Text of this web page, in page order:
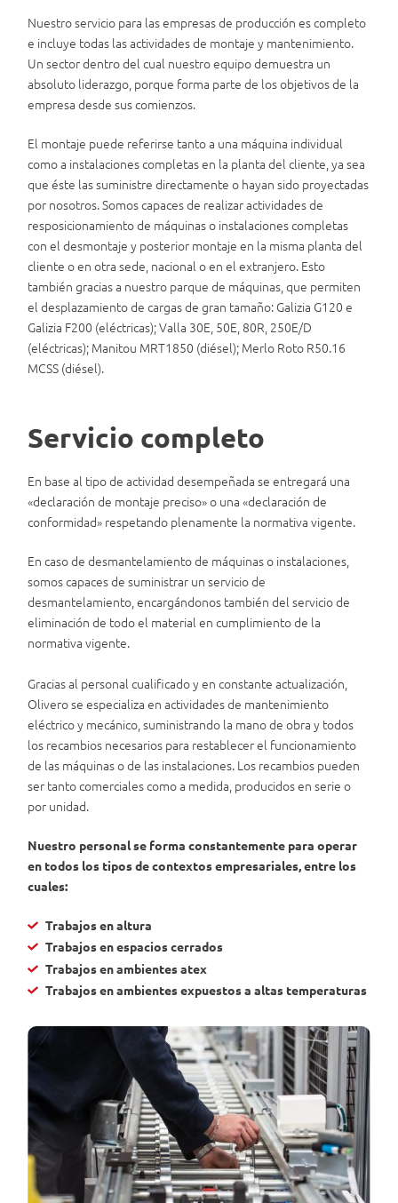
Nuestro servicio para las empresas de producción es completo
e incluye todas las actividades de montaje y mantenimiento.
Un sector dentro del cual nuestro equipo demuestra un
absoluto liderazgo, porque forma parte de los objetivos de la
empresa desde sus comienzos.
El montaje puede referirse tanto a una máquina individual
como a instalaciones completas en la planta del cliente, ya sea
que éste las suministre directamente o hayan sido proyectadas
por nosotros. Somos capaces de realizar actividades de
resposicionamiento de máquinas o instalaciones completas
con el desmontaje y posterior montaje en la misma planta del
cliente o en otra sede, nacional o en el extranjero. Esto
también gracias a nuestro parque de máquinas, que permiten
el desplazamiento de cargas de gran tamaño: Galizia G120 e
Galizia F200 (eléctricas); Valla 30E, 50E, 80R, 250E/D
(eléctricas); Manitou MRT1850 (diésel); Merlo Roto R50.16
MCSS (diésel).
Servicio completo
En base al tipo de actividad desempeñada se entregará una
«declaración de montaje preciso» o una «declaración de
conformidad» respetando plenamente la normativa vigente.
En caso de desmantelamiento de máquinas o instalaciones,
somos capaces de suministrar un servicio de
desmantelamiento, encargándonos también del servicio de
eliminación de todo el material en cumplimiento de la
normativa vigente.
Gracias al personal cualificado y en constante actualización,
Olivero se especializa en actividades de mantenimiento
eléctrico y mecánico, suministrando la mano de obra y todos
los recambios necesarios para restablecer el funcionamiento
de las máquinas o de las instalaciones. Los recambios pueden
ser tanto comerciales como a medida, producidos en serie o
por unidad.
Nuestro personal se forma constantemente para operar
en todos los tipos de contextos empresariales, entre los
cuales:
Trabajos en altura
Trabajos en espacios cerrados
Trabajos en ambientes atex
Trabajos en ambientes expuestos a altas temperaturas